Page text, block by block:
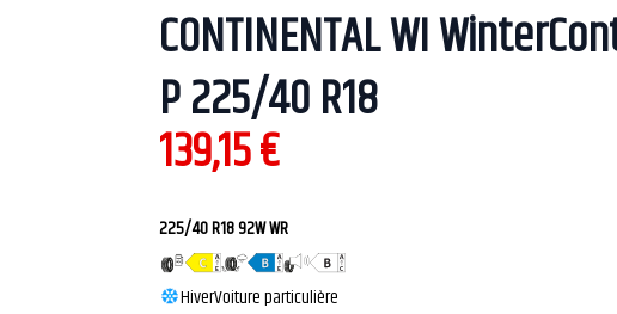
CONTINENTAL WI
P 225/40 R18
139,15€
225/40 R18 92W WR
HiverVoiture particulière